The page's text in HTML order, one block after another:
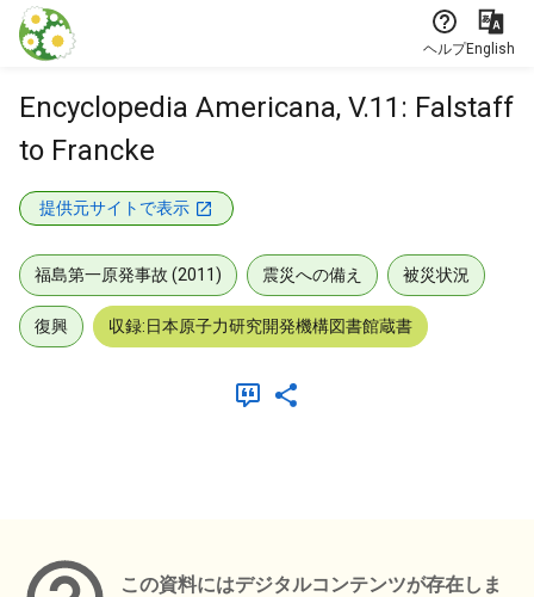
本文に飛ぶ
ヘルプEnglish
Encyclopedia Americana, V.11: Falstaff
to Francke
提供元サイトで表示
福島第一原発事故 (2011) 震災への備え 被災状況
復興 収録:日本原子力研究開発機構図書館蔵書
この資料にはデジタルコンテンツが存在しま